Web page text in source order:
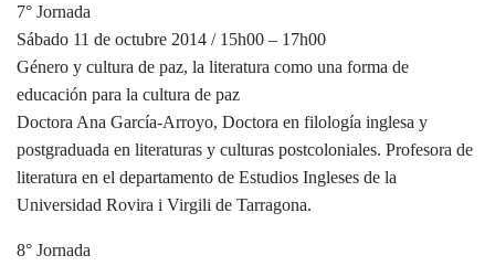
7° Jornada
Sábado 11 de octubre 2014 / 15h00 – 17h00
Género y cultura de paz, la literatura como una forma de
educación para la cultura de paz
Doctora Ana García-Arroyo, Doctora en filología inglesa y
postgraduada en literaturas y culturas postcoloniales. Profesora de
literatura en el departamento de Estudios Ingleses de la
Universidad Rovira i Virgili de Tarragona.
8° Jornada